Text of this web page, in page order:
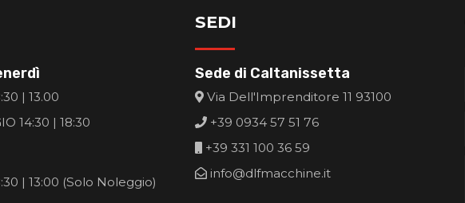
| 13.00
14:30 | 18:30
| 13:00 (Solo Noleggio)
SEDI
Sede di Caltanissetta
Via Dell'Imprenditore 11 93100
+39 0934 57 51 76
+39 331 100 36 59
info@dlfmacchine.it